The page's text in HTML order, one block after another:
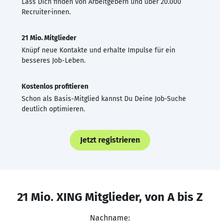
Recruiter·innen.
21 Mio. Mitglieder
Knüpf neue Kontakte und erhalte Impulse für ein
besseres Job-Leben.
Kostenlos profitieren
Schon als Basis-Mitglied kannst Du Deine Job-Suche
deutlich optimieren.
Jetzt registrieren
21 Mio. XING Mitglieder, von A bis Z
Nachname: